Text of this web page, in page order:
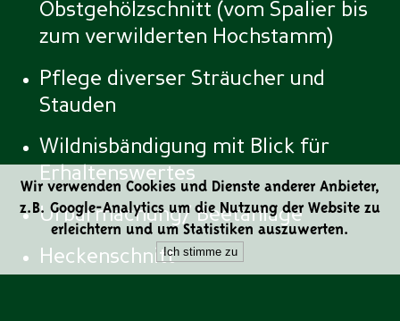
Wir verwenden Cookies und Dienste anderer Anbieter,
z.B. Google-Analytics um die Nutzung der Website zu
erleichtern und um Statistiken auszuwerten.
Ich stimme zu
Obstgehölzschnitt (vom Spalier bis
zum verwilderten Hochstamm)
Pflege diverser Sträucher und
Stauden
Wildnisbändigung mit Blick für
Erhaltenswertes
Urbarmachung/ Beetanlage
Heckenschnitt